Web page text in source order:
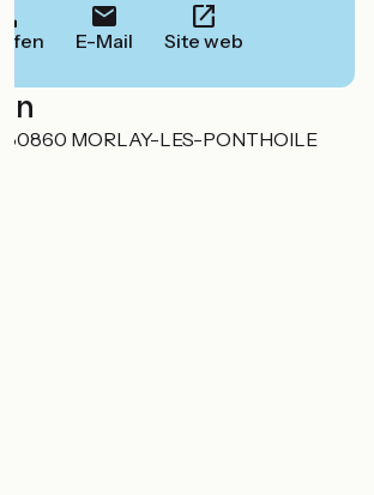
E-Mail Site web
80860 MORLAY-LES-PONTHOILE